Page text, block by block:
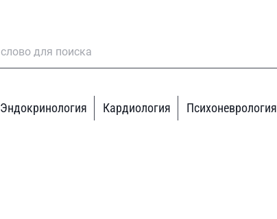
Эндокринология Кардиология Психоневрология